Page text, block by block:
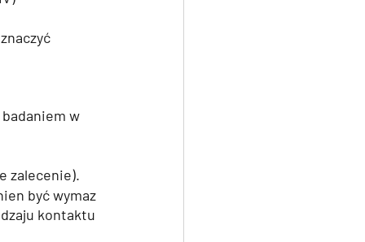
w
zalecenie).
być wymaz
kontaktu